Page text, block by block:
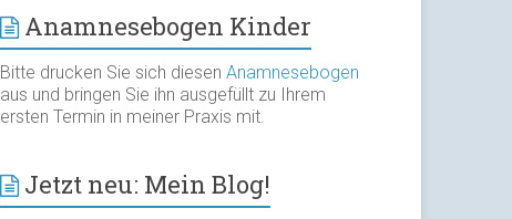
Anamnesebogen Kinder
Bitte drucken Sie sich diesenAnamnesebogen
aus und bringen Sie ihn ausgefüllt zu Ihrem
ersten Termin in meiner Praxis mit.
Jetzt neu: Mein Blog!